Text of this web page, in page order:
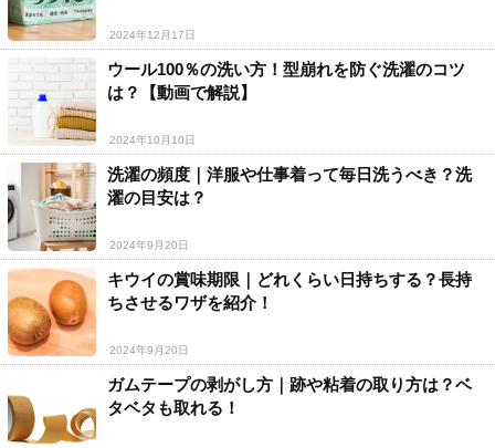
2024年12月17日
ウール100％の洗い方！型崩れを防ぐ洗濯のコツ
は？【動画で解説】
2024年10月10日
洗濯の頻度｜洋服や仕事着って毎日洗うべき？洗
濯の目安は？
2024年9月20日
キウイの賞味期限｜どれくらい日持ちする？長持
ちさせるワザを紹介！
2024年9月20日
ガムテープの剥がし方｜跡や粘着の取り方は？ベ
タベタも取れる！